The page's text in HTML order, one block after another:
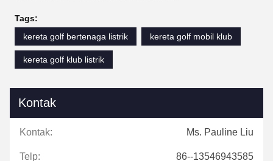
Tags:
kereta golf bertenaga listrik
kereta golf mobil klub
kereta golf klub listrik
Kontak
Kontak: Ms. Pauline Liu
Telp: 86--13546943585